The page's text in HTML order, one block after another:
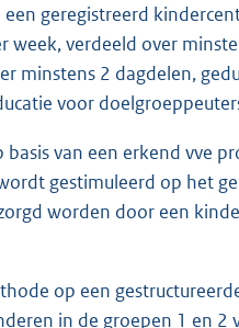
geregistreerd
verdeeld over
minstens 2 dagdelen,
voor
van een erkend vve
gestimuleerd op het
worden door een
op een
in de groepen 1 en 2